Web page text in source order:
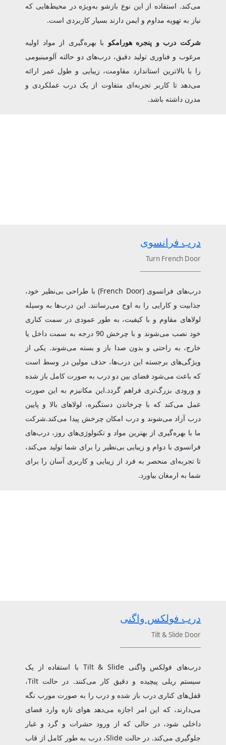
می‌کند. استفاده از این نوع بازشو به‌ویژه در محیط‌هایی که
نیاز به تهویه مداوم و ایمن دارند بسیار کاربردی است.
شرکت درب و پنجره هورامکو با بهره‌گیری از مواد اولیه
مرغوب و فناوری تولید دقیق، درب‌های دو حالته آلومینیومی
را با بالاترین استاندارد مقاومت، زیبایی و طول عمر ارائه
می‌دهد تا کاربر تجربه‌ای متفاوت از یک درب عملکردی و
مدرن داشته باشد.
درب فرانسوی
Turn French Door
درب‌های فرانسوی (French Door) با طراحی بی‌نظیر خود،
جذابیت و کارایی را به اوج می‌رسانند. این درب‌ها به وسیله
لولاهای مقاوم و با کیفیت، به طور عمودی در سمت کناری
خود نصب می‌شوند و با چرخش 90 درجه به سمت داخل یا
خارج، به راحتی و بدون صدا باز و بسته می‌شوند. یکی از
ویژگی‌های برجسته این درب‌ها، حذف مولین در وسط است
که باعث می‌شود فضای بین دو درب به صورت کامل باز شده
و ورودی بزرگ‌تری فراهم گردد.این مکانیزم به این صورت
عمل می‌کند که با چرخاندن دستگیره، لولاهای بالا و پایین
درب آزاد می‌شوند و درب امکان چرخش پیدا می‌کند.شرکت
ما با بهره‌گیری از بهترین مواد و تکنولوژی‌های روز، درب‌های
فرانسوی با دوام و زیبایی بی‌نظیر را برای شما تولید می‌کند،
تا تجربه‌ای منحصر به فرد از زیبایی و کاربری آسان را برای
شما به ارمغان بیاورد.
درب فولکس واگنی
Tilt & Slide Door
درب‌های فولکس واگنی Tilt & Slide با استفاده از یک
سیستم ریلی پیچیده و دقیق کار می‌کنند. در حالت Tilt،
قفل‌های کناری درب باز شده و درب را به صورت مورب نگه
می‌دارند، که این امر اجازه می‌دهد هوای تازه وارد فضای
داخلی شود، در حالی که از ورود حشرات و گرد و غبار
جلوگیری می‌کند. در حالت Slide، درب به طور کامل از قاب